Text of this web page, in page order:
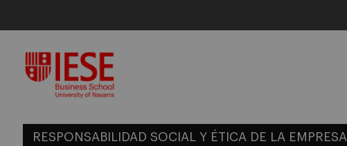
content
RESPONSABILIDAD SOCIAL Y ÉTICA DE LA EMPRESA